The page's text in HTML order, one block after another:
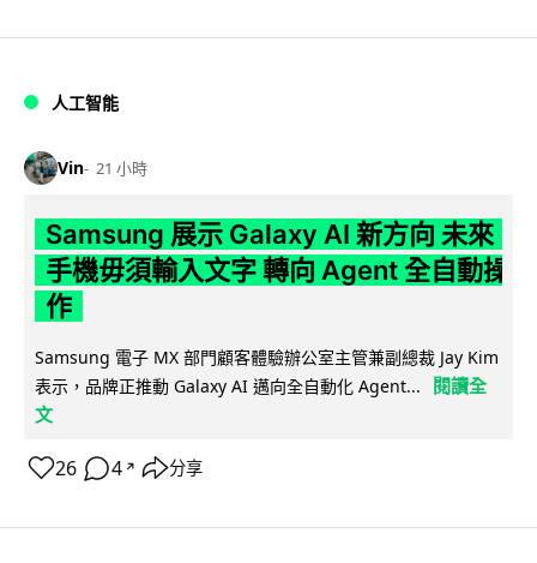
人工智能
Vin 21 小時
Samsung 展示 Galaxy AI 新方向 未來
手機毋須輸入文字 轉向 Agent 全自動操
作
Samsung 電子 MX 部門顧客體驗辦公室主管兼副總裁 Jay Kim
表示，品牌正推動 Galaxy AI 邁向全自動化 Agent...
閱讀全
文
26 4 ↗ 分享